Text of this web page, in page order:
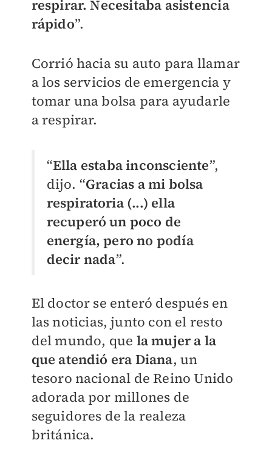
respirar. Necesitaba asistencia
rápido”.
Corrió hacia su auto para llamar
a los servicios de emergencia y
tomar una bolsa para ayudarle
a respirar.
“Ella estaba inconsciente”,
dijo. “Gracias a mi bolsa
respiratoria (...) ella
recuperó un poco de
energía, pero no podía
decir nada”.
El doctor se enteró después en
las noticias, junto con el resto
del mundo, que la mujer a la
que atendió era Diana, un
tesoro nacional de Reino Unido
adorada por millones de
seguidores de la realeza
británica.